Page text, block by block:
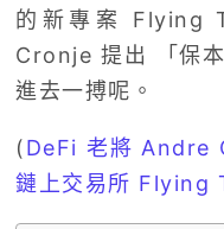
的新專案 Flying
Cronje 提出 「保
進去一搏呢。
(DeFi 老將 Andre
鏈上交易所 Flying